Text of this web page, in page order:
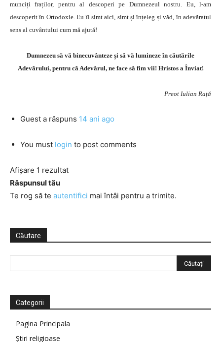
munciți fraților, pentru al descoperi pe Dumnezeul nostru. Eu, l-am
descoperit în Ortodoxie. Eu îl simt aici, simt și înțeleg și văd, în adevăratul
sens al cuvântului cum mă ajută!
Dumnezeu să vă binecuvânteze și să vă lumineze în căutările
Adevărului, pentru că Adevărul, ne face să fim vii! Hristos a Înviat!
Preot Iulian Rață
Guest a răspuns 14 ani ago
You must login to post comments
Afișare 1 rezultat
Răspunsul tău
Te rog să te autentifici mai întâi pentru a trimite.
Căutare
Categorii
Pagina Principala
Știri religioase